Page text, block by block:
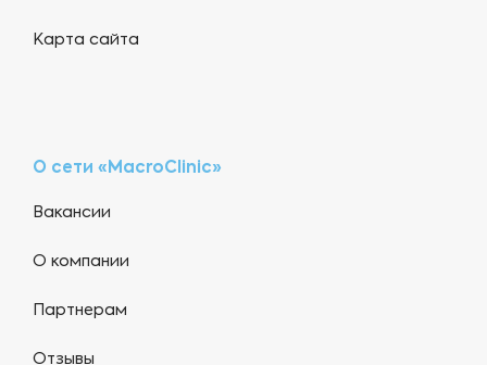
Карта сайта
О сети «MacroClinic»
Вакансии
О компании
Партнерам
Отзывы